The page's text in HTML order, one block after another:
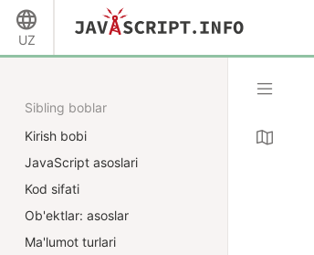
UZ
Sibling boblar
Kirish bobi
JavaScript asoslari
Kod sifati
Ob'ektlar: asoslar
Ma'lumot turlari